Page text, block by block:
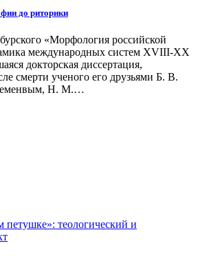
до риторики
«Морфология российской
международных систем XVIII-XX
докторская диссертация,
смерти ученого его друзьями Б. В.
Н. М.…